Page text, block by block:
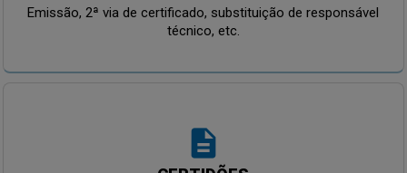
Emissão, 2ª via de certificado, substituição de responsável
técnico, etc.
description